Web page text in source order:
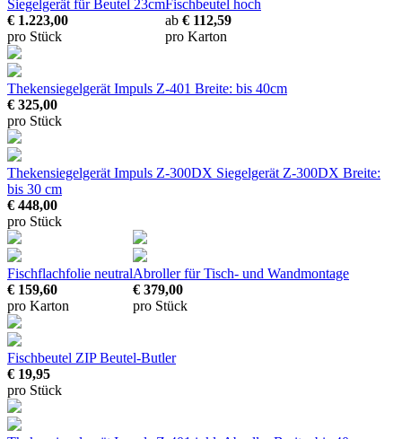
Siegelgerät für Beutel 23cm
€ 1.223,00
pro Stück
Fischbeutel hoch
ab € 112,59
pro Karton
Thekensiegelgerät Impuls Z-401 Breite: bis 40cm
€ 325,00
pro Stück
Thekensiegelgerät Impuls Z-300DX Siegelgerät Z-300DX Breite:
bis 30 cm
€ 448,00
pro Stück
Fischflachfolie neutral
€ 159,60
pro Karton
Abroller für Tisch- und Wandmontage
€ 379,00
pro Stück
Fischbeutel ZIP Beutel-Butler
€ 19,95
pro Stück